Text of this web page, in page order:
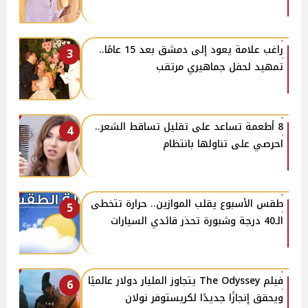
3
راغب علامة يعود إلى دمشق بعد 15 عامًا..
تمهيد لحفل جماهيري مرتقب
4
8 أطعمة تساعد على تقليل تساقط الشعر..
احرصي على تناولها بانتظام
5
طقس الأسبوع يقلب الموازين.. حرارة تتخطى
الـ40 درجة وشبورة تحذر قائدي السيارات
6
فيلم The Odyssey يتجاوز المليار دولار عالميًا
ويحقق إنجازًا جديدًا لكريستوفر نولان